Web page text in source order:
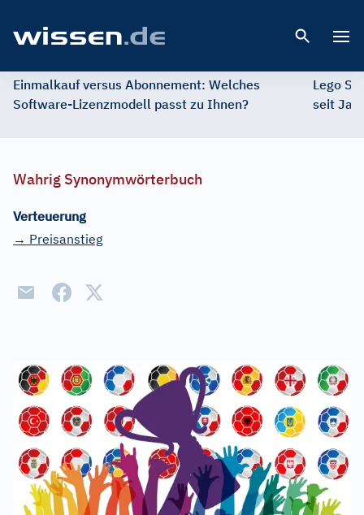
Einmalkauf versus Abonnement: Welches
Software-Lizenzmodell passt zu Ihnen?
Lego
seit
Wahrig Synonymwörterbuch
Verteuerung
→ Preisanstieg